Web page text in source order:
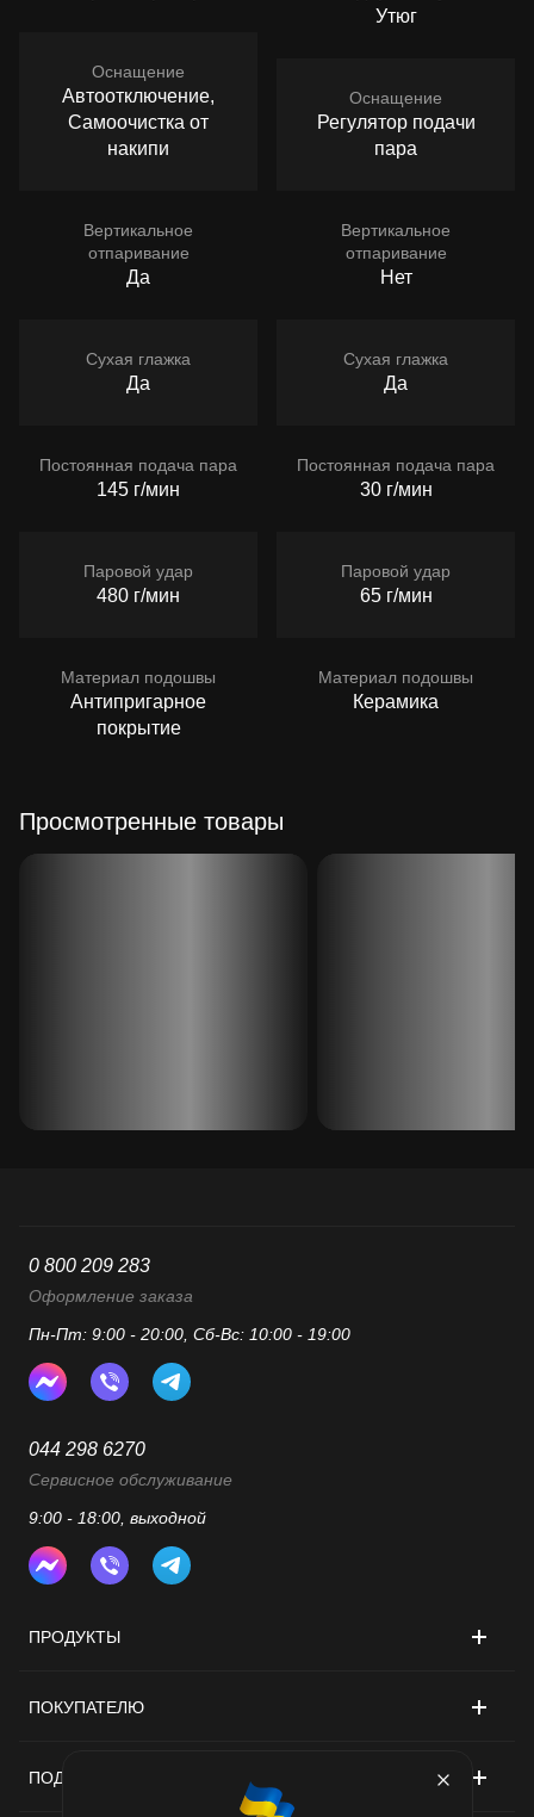
Оснащение
Автоотключение,
Самоочистка от
накипи
Вертикальное
отпаривание
Да
Сухая глажка
Да
Постоянная подача пара
145 г/мин
Паровой удар
480 г/мин
Материал подошвы
Антипригарное
покрытие
Утюг
Оснащение
Регулятор подачи
пара
Вертикальное
отпаривание
Нет
Сухая глажка
Да
Постоянная подача пара
30 г/мин
Паровой удар
65 г/мин
Материал подошвы
Керамика
Просмотренные товары
ПРОДУКТЫ
ПОКУПАТЕЛЮ
ПОДДЕРЖКА
0 800 209 283
Оформление заказа
Пн-Пт: 9:00 - 20:00, Сб-Вс: 10:00 - 19:00
044 298 6270
Сервисное обслуживание
9:00 - 18:00, выходной